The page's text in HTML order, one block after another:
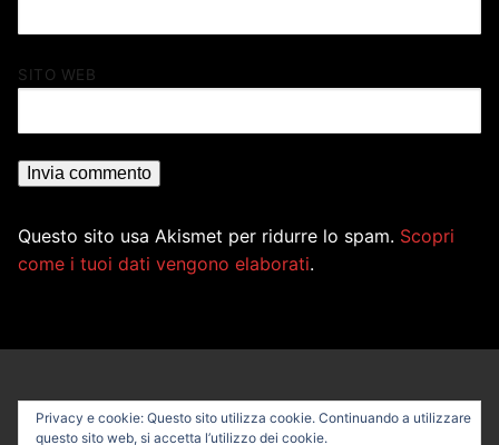
SITO WEB
Questo sito usa Akismet per ridurre lo spam. Scopri
come i tuoi dati vengono elaborati.
Privacy e cookie: Questo sito utilizza cookie. Continuando a utilizzare
questo sito web, si accetta l’utilizzo dei cookie.